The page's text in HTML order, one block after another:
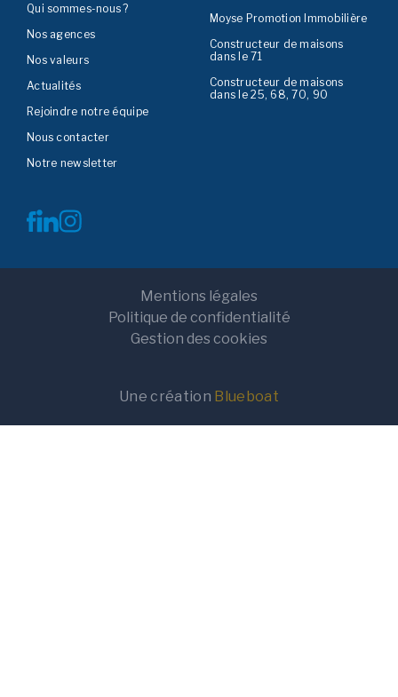
Qui sommes-nous ?
Nos agences
Nos valeurs
Actualités
Rejoindre notre équipe
Nous contacter
Notre newsletter
Moyse Promotion Immobilière
Constructeur de maisons
dans le 71
Constructeur de maisons
dans le 25, 68, 70, 90
Mentions légales
Politique de confidentialité
Gestion des cookies
Une création Blueboat